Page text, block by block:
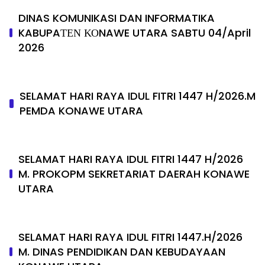
DINAS KOMUNIKASI DAN INFORMATIKA
KABUPAΤΕΝ ΚΟNAWE UTARA SABTU 04/April
2026
SELAMAT HARI RAYA IDUL FITRI 1447 H/2026.M
PEMDA KONAWE UTARA
SELAMAT HARI RAYA IDUL FITRI 1447 H/2026
M. PROKOPM SEKRETARIAT DAERAH KONAWE
UTARA
SELAMAT HARI RAYA IDUL FITRI 1447.H/2026
M. DINAS PENDIDIKAN DAN KEBUDAYAAN